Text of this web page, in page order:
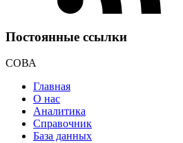
Постоянные ссылки
СОВА
Главная
О нас
Аналитика
Справочник
База данных